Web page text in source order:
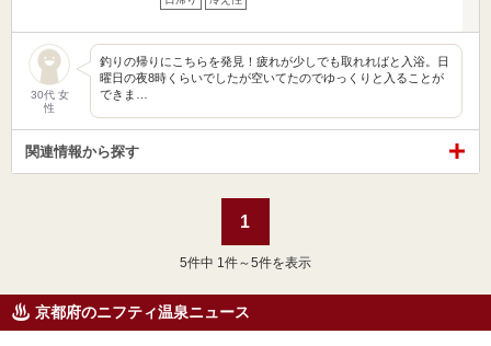
30代 女
性
釣りの帰りにこちらを発見！疲れが少しでも取れればと入浴。日
曜日の夜8時くらいでしたが空いてたのでゆっくりと入ることが
できま…
関連情報から探す
1
5件中 1件～5件を表示
京都府のニフティ温泉ニュース